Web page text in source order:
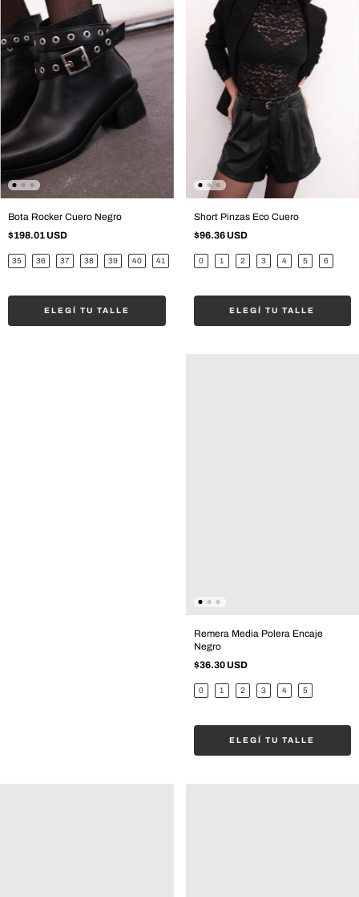
Bota Rocker Cuero Negro
$198.01 USD
35 36 37 38 39 40 41
ELEGÍ TU TALLE
Short Pinzas Eco Cuero
$96.36 USD
0 1 2 3 4 5 6
ELEGÍ TU TALLE
Remera Media Polera Encaje
Negro
$36.30 USD
0 1 2 3 4 5
ELEGÍ TU TALLE